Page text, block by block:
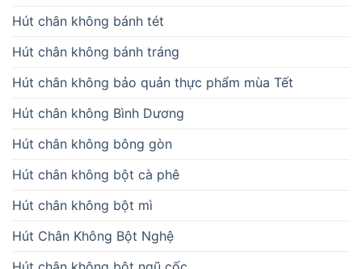
Hút chân không bánh tét
Hút chân không bánh tráng
Hút chân không bảo quản thực phẩm mùa Tết
Hút chân không Bình Dương
Hút chân không bông gòn
Hút chân không bột cà phê
Hút chân không bột mì
Hút Chân Không Bột Nghệ